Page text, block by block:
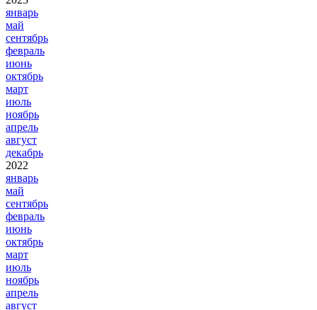
январь
май
сентябрь
февраль
июнь
октябрь
март
июль
ноябрь
апрель
август
декабрь
2022
январь
май
сентябрь
февраль
июнь
октябрь
март
июль
ноябрь
апрель
август